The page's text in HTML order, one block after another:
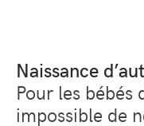
Naissance
Pour les bébés
impossible de